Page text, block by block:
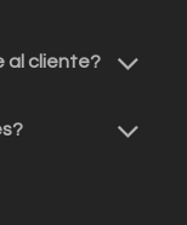
al cliente?